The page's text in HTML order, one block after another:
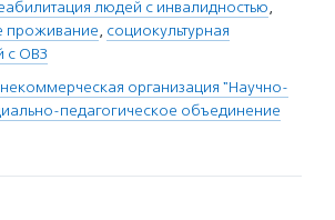
людей с инвалидностью,
проживание, социокультурная
с ОВЗ
организация "Научно-
педагогическое объединение